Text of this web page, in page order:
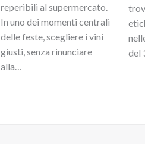
reperibili al supermercato.
In uno dei momenti centrali
delle feste, scegliere i vini
giusti, senza rinunciare
alla…
del